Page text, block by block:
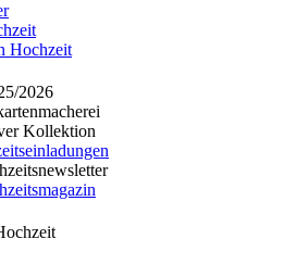
Hochzeit
2026
Kollektion